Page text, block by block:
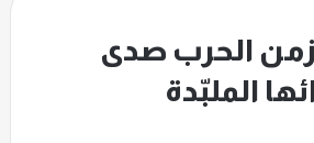
زمن الحرب صدى
الملبّدة